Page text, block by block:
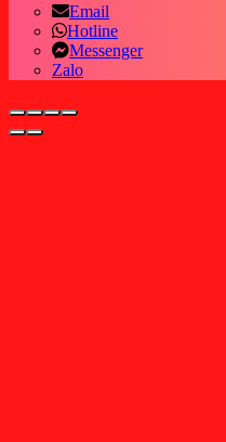
Email
Hotline
Messenger
Zalo